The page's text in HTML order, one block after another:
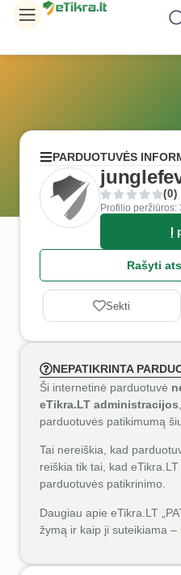
PARDUOTUVĖS
(0)
Profilio peržiūros:
Į
Rašyti
Sekti
NEPATIKRINTA
Ši internetinė parduotuvė
eTikra.LT administracijos
parduotuvės patikimumą
Tai nereiškia, kad
reiškia tik tai, kad
parduotuvės patikrinimo.
Daugiau apie eTikra.LT
žymą ir kaip ji suteikiama –